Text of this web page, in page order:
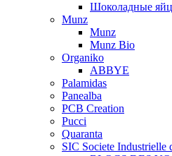
Шоколадные
Munz
Munz
Munz Bio
Organiko
ABBYE
Palamidas
Panealba
PCB Creation
Pucci
Quaranta
SIC Societe Industrielle